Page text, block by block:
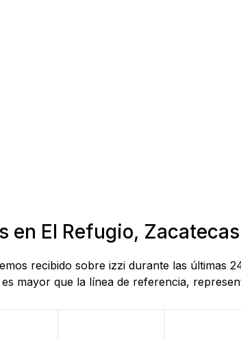
en El Refugio, Zacatecas
recibido sobre izzi durante las últimas
mayor que la línea de referencia,